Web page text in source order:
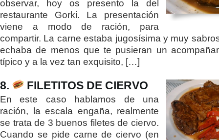
observar, hoy os presento la del
restaurante Gorki. La presentación
viene a modo de ración, para
compartir. La carne estaba jugosísima y muy
echaba de menos que te pusieran un
típico y a la vez tan exquisito, […]
8. FILETITOS DE CIERVO
En este caso hablamos de una
ración, la escala engaña, realmente
se trata de 3 buenos filetes de ciervo.
Cuando se pide carne de ciervo (en